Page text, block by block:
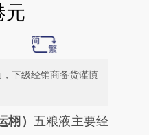
元
下级经销商备货谨慎
话：本文由第三方
栩） 五粮液主要经